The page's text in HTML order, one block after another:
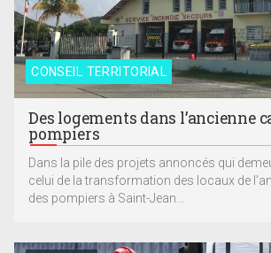
CONSEIL TERRITORIAL
Des logements dans l’ancienne
pompiers
Dans la pile des projets annoncés qui
celui de la transformation des locaux de
des pompiers à Saint-Jean...